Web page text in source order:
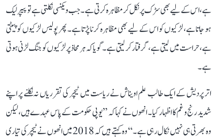
ہے، اس کے لیے بھی سڑک پر نکل کر مظاہرہ کرتی ہے۔ جب ویکنسی نکلتی ہے تو پیپر لیک
ہو جاتا ہے، لڑکیوں کو اس کے لیے بھی مظاہرہ کرنا پڑتا ہے۔ پھر پولیس لڑکیوں کو پیٹتی
ہے، حراست میں لیتی ہے، گرفتار کر لیتی ہے۔ گویا کہ ہر محاذ پر لڑکیوں کو جنگ لڑنی ہوتی
ہے۔
اتر پردیش کے ایک طالب علم اویناش نے ریاست میں ٹیچر کی تقرریاں نہ نکلنے پر اپنے
شدید رنج و غم کا اظہار کیا۔ انھوں نے کہا کہ ’’یوپی حکومت کے پاس عہدے ہیں، لیکن
وہ بھرتی ہی نہیں نکال رہی ہے۔‘‘ وہ کہتے ہیں کہ 2018 میں انھوں نے ٹیچر کی تیاری